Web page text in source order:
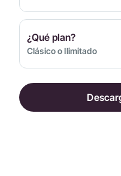
¿Qué plan?
Clásico o Ilimitado